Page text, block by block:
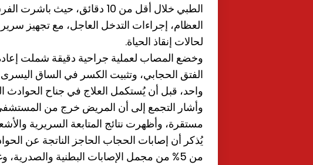
الطبي خلال أقل من 10 دقائق،
العظام، إجراءات التدخل العاجل، مع تجهيز
لحالات إنقاذ الحياة.
وخضع المصاب لعملية جراحية دقيقة شملت
الفتق الحجابي، وتثبيت الكسر في الساق
واحد، قبل أن يُستكمل العلاج في جناح الحوادث
وأشار التجمع إلى أن المريض خرج من
مستقرة، وأظهرت نتائج المتابعة السريرية
يُذكر أن إصابات الحجاب الحاجز الناتجة عن
من 5% من مجمل الإصابات البطنية